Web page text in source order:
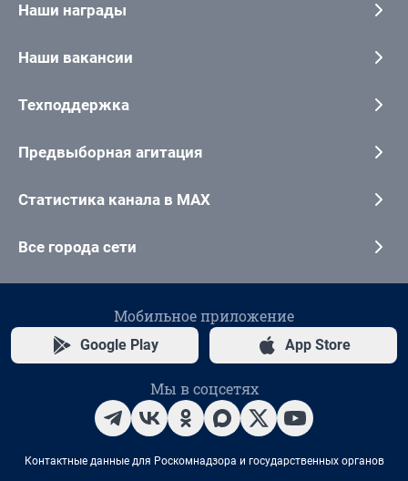
Наши награды
Наши вакансии
Техподдержка
Предвыборная агитация
Статистика канала в MAX
Все города сети
Мобильное приложение
Google Play App Store
Мы в соцсетях
Контактные данные для Роскомнадзора и государственных органов